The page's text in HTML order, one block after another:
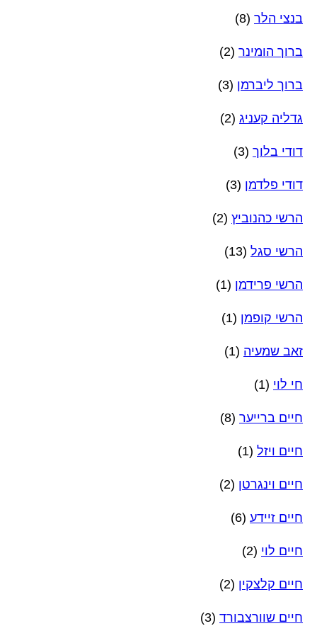
בנצי הלר (8)
ברוך הומינר (2)
ברוך ליברמן (3)
גדליה קעניג (2)
דודי בלוך (3)
דודי פלדמן (3)
הרשי כהנוביץ (2)
הרשי סגל (13)
הרשי פרידמן (1)
הרשי קופמן (1)
זאב שמעיה (1)
חי לוי (1)
חיים ברייער (8)
חיים ויזל (1)
חיים וינגרטן (2)
חיים זיידע (6)
חיים לוי (2)
חיים קלצקין (2)
חיים שוורצבורד (3)